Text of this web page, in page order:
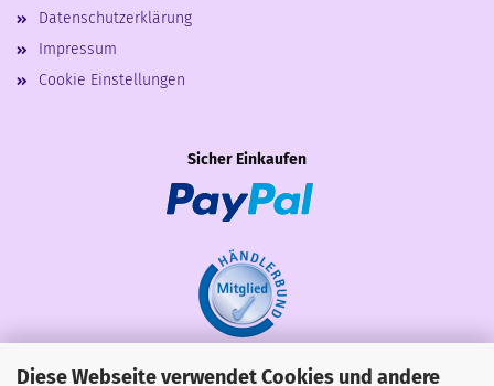
Diese Webseite verwendet Cookies und andere
Datenschutzerklärung
Impressum
Cookie Einstellungen
Sicher Einkaufen
Share